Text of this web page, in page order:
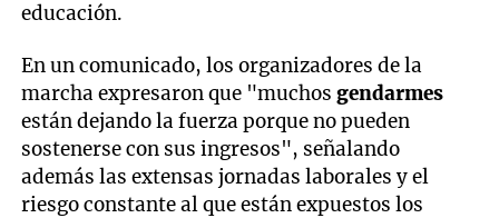
educación.
En un comunicado, los organizadores de la
marcha expresaron que "muchos gendarmes
están dejando la fuerza porque no pueden
sostenerse con sus ingresos", señalando
además las extensas jornadas laborales y el
riesgo constante al que están expuestos los